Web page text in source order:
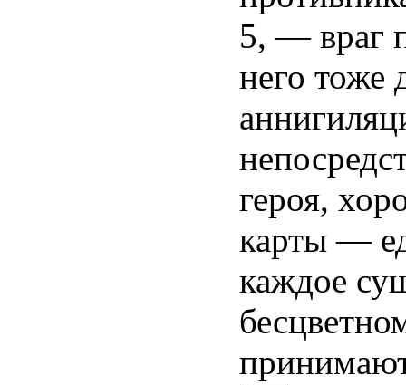
5, — враг
него тоже
героя,
карты —
каждое